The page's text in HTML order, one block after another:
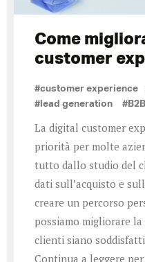
Come
customer
#customer experience
#lead generation #B2B
La digital customer
priorità per molte
tutto dallo studio del
dati sull’acquisto e
creare un percorso
possiamo migliorare
clienti siano
Continua a leggere